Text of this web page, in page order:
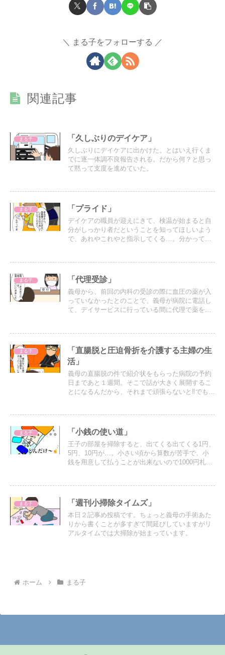
まる子をフォローする
関連記事
まる子 「久しぶりのデイケア」
久しぶりにデイケアに出かけた。とはいえ行くま
でに逐一体調不良報告される。だから何？と思っ
て黙って支度を進めていた。
まる子 「プライド」
デイケアの職員が迎えにきて、検温が始まると自
分がしっかり者だということを知ってほしいよう
で、あれやこれやと指示してくる…。分かってる
まる子 「代理受診」
義母から、前回の内科の受診の際に血圧の薬が入
っていなかったとのことで、義母が病院に電話し
て、デイサービスに行っている間に代理で薬を処
まる子
「直腸脱と圧迫骨折を介護する主婦の生
活」
義母の直腸脱の件で紹介状をもらった病院の予約
日まであと１週間。そこで話が大きく展開するこ
とになるんだから、それまで頑張らないと‼︎でも私
まる子 「小銭の使い道」
王子の部屋を掃除すると、出てくる出てくる1円、
5円、10円が…。小さい頃から算数が苦手で、小
銭を用意して払うことが出来ないので1000円札で
まる子 「週刊小掃除タイムズ」
本日２記事め投稿です。ちょっと義母の手術あた
りから書くことが多すぎて間延びしていますがリ
アルタイムでは大掃除が始まっています。
ホーム まる子